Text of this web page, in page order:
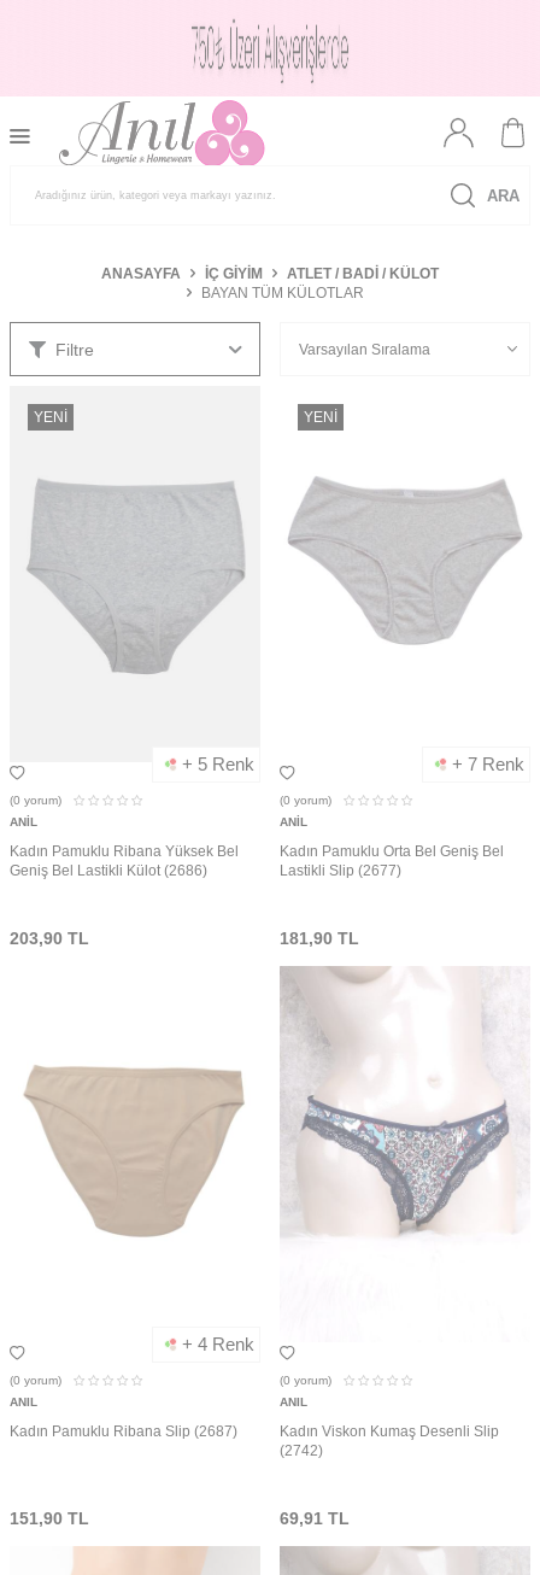
ARA
ANASAYFA İÇ GIYIM
ATLET / BADI / KÜLOT
BAYAN TÜM KÜLOTLAR
Filtre
YENI
+ 5 Renk
(0 yorum)
ANIL
Kadın Pamuklu Ribana Yüksek Bel
Geniş Bel Lastikli Külot (2686)
203,90 TL
YENI
+ 7 Renk
(0 yorum)
ANIL
Kadın Pamuklu Orta Bel Geniş Bel
Lastikli Slip (2677)
181,90 TL
+ 4 Renk
(0 yorum)
ANIL
Kadın Pamuklu Ribana Slip (2687)
151,90 TL
(0 yorum)
ANIL
Kadın Viskon Kumaş Desenli Slip
(2742)
69,91 TL